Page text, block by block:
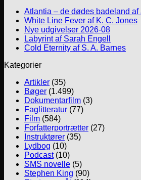
Atlantia – de dødes badeland af
White Line Fever af K. C. Jones
Nye udgivelser 2026-08
Labyrint af Sarah Engell
Cold Eternity af S. A. Barnes
Kategorier
Artikler (35)
Bøger (1.499)
Dokumentarfilm (3)
Faglitteratur (77)
Film (584)
Forfatterportrætter (27)
Instruktører (35)
Lydbog (10)
Podcast(10)
SMS novelle (5)
Stephen King (90)